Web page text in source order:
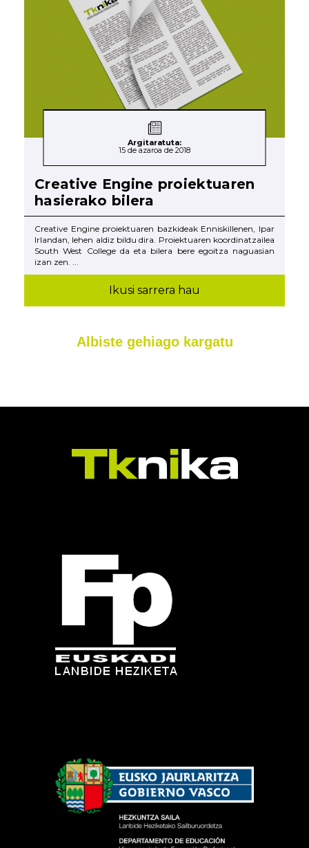
Argitaratuta:
15 de azaroa de 2018
Creative Engine proiektuaren
hasierako bilera
Creative Engine proiektuaren bazkideak Enniskillenen, Ipar
Irlandan, lehen aldiz bildu dira. Proiektuaren koordinatzailea
South West College da eta bilera bere egoitza naguasian
izan zen. ...
Ikusi sarrera hau
Albiste gehiago kargatu